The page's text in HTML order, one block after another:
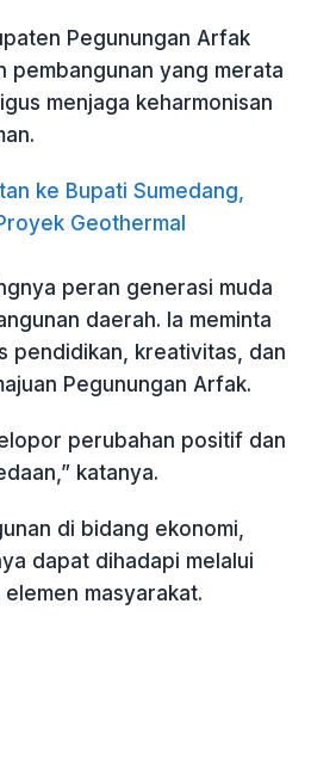
Pegunungan Arfak
pembangunan yang merata
menjaga keharmonisan
ke Bupati Sumedang,
Geothermal
peran generasi muda
daerah. Ia meminta
pendidikan, kreativitas, dan
Pegunungan Arfak.
perubahan positif dan
katanya.
di bidang ekonomi,
dapat dihadapi melalui
masyarakat.